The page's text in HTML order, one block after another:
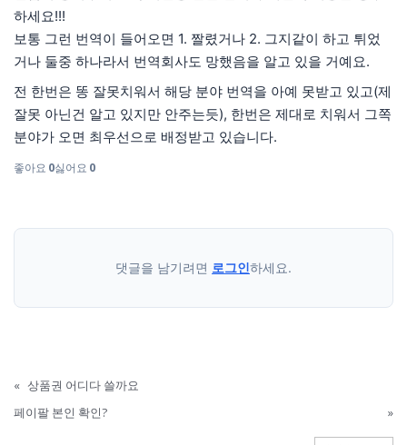
하세요!!!
보통 그런 번역이 들어오면 1. 짤렸거나 2. 그지같이 하고 튀었
거나 둘중 하나라서 번역회사도 망했음을 알고 있을 거예요.
전 한번은 똥 잘못치워서 해당 분야 번역을 아예 못받고 있고(제
잘못 아닌건 알고 있지만 안주는듯), 한번은 제대로 치워서 그쪽
분야가 오면 최우선으로 배정받고 있습니다.
좋아요 0싫어요 0
댓글을 남기려면 로그인하세요.
« 상품권 어디다 쓸까요
페이팔 본인 확인?
»